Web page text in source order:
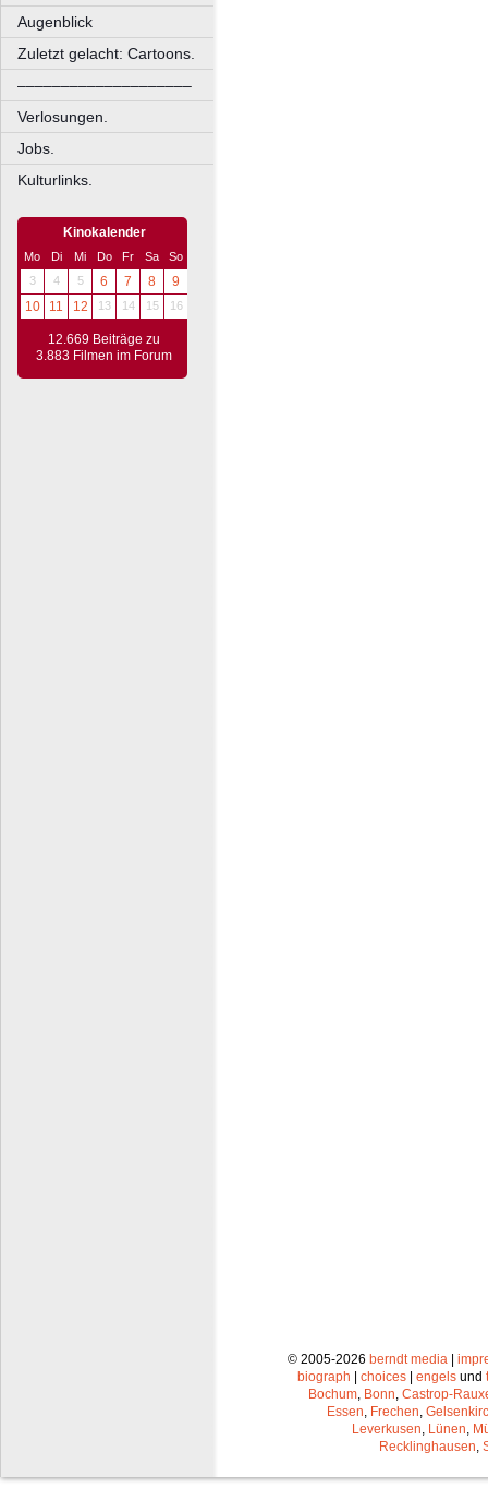
Augenblick
Zuletzt gelacht: Cartoons.
––––––––––––––––––––
Verlosungen.
Jobs.
Kulturlinks.
Kinokalender
Mo Di Mi Do Fr Sa
So
3
4 5 6 7 8
9
10
11 12 13 14 15 16
12.669 Beiträge zu
3.883 Filmen im Forum
© 2005-2026 berndt media |
biograph | choices | engels und
Bochum Bonn Castrop-
Essen Frechen
Leverkusen Lünen
Recklinghausen